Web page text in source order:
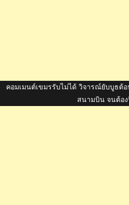
คอมเมนต์เขมรรับไม่ได้ วิจารณ์ยับบูธต้
สนามบิน จนต้อง